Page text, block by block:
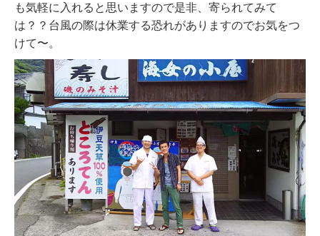
も気軽に入れると思いますので是非、寄られてみて
は？？台風の際は休業する恐れがありますのでお気をつ
けて〜。